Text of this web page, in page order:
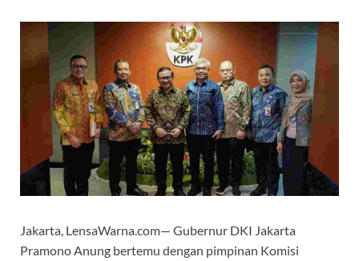
Jakarta, LensaWarna.com— Gubernur DKI Jakarta
Pramono Anung bertemu dengan pimpinan Komisi